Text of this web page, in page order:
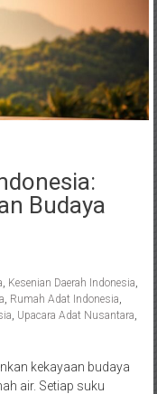
Budaya
, Kesenian Daerah Indonesia,
, Rumah Adat Indonesia,
, Upacara Adat Nusantara,
kekayaan budaya
air. Setiap suku